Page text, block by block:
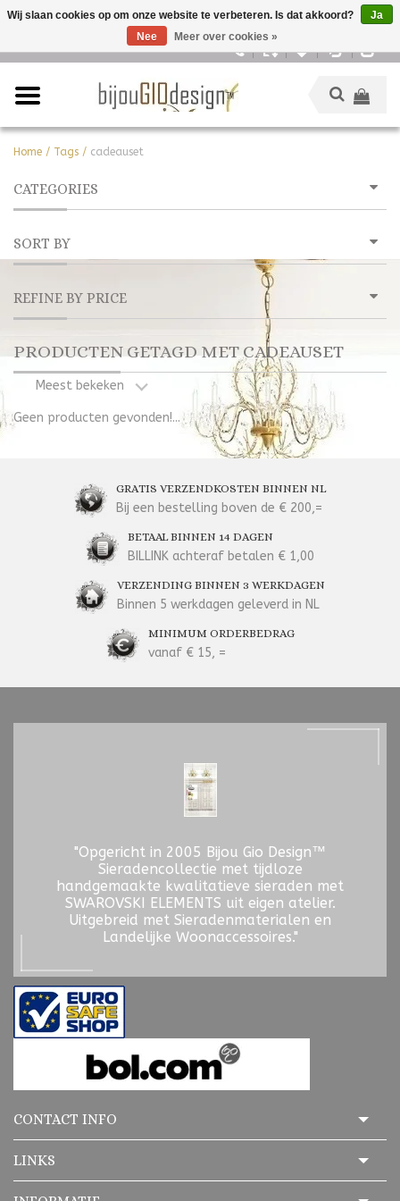
Home / Tags / cadeauset
CATEGORIES
SORT BY
REFINE BY PRICE
PRODUCTEN GETAGD MET CADEAUSET
Meest bekeken
Geen producten gevonden!...
GRATIS VERZENDKOSTEN BINNEN NL
Bij een bestelling boven de € 200,=
BETAAL BINNEN 14 DAGEN
BILLINK achteraf betalen € 1,00
VERZENDING BINNEN 3 WERKDAGEN
Binnen 5 werkdagen geleverd in NL
MINIMUM ORDERBEDRAG
vanaf € 15, =
"Opgericht in 2005 Bijou Gio Design™
Sieradencollectie met tijdloze
handgemaakte kwalitatieve sieraden met
SWAROVSKI ELEMENTS uit eigen atelier.
Uitgebreid met Sieradenmaterialen en
Landelijke Woonaccessoires."
CONTACT INFO
LINKS
Wij slaan cookies op om onze website te verbeteren. Is dat akkoord?
Ja
Nee
Meer over cookies »